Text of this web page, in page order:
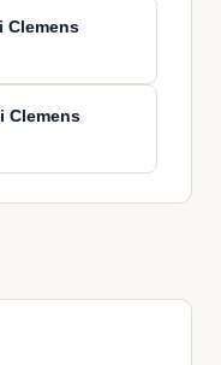
Clemens
Clemens